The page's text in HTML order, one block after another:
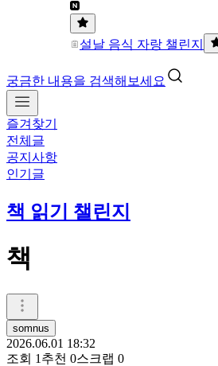
설날 음식 자랑 챌린지
궁금한 내용을 검색해보세요
즐겨찾기
전체글
공지사항
인기글
책 읽기 챌린지
책
somnus
2026.06.01 18:32
조회 1 추천 0스크랩 0